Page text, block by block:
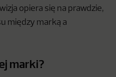
opiera się na prawdzie,
między marką a
marki?